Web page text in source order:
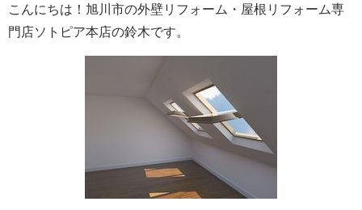
こんにちは！旭川市の外壁リフォーム・屋根リフォーム専
門店ソトピア本店の鈴木です。